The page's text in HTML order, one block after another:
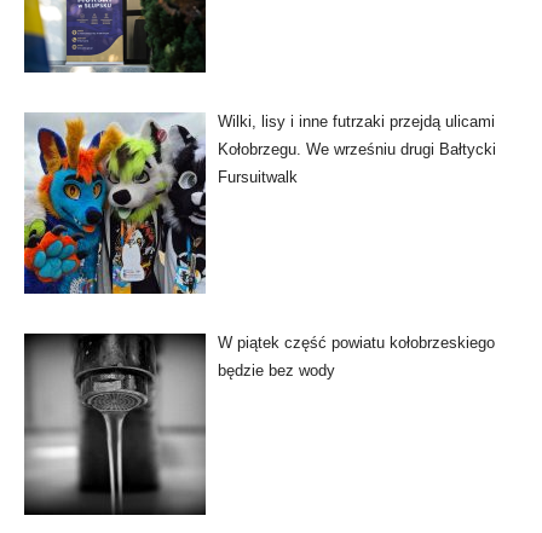
Wilki, lisy i inne futrzaki przejdą ulicami
Kołobrzegu. We wrześniu drugi Bałtycki
Fursuitwalk
W piątek część powiatu kołobrzeskiego
będzie bez wody